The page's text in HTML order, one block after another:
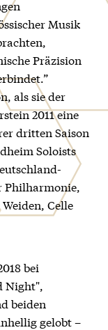
Musik
Präzision
als sie der
2011 eine
dritten Saison
Soloists
Philharmonie,
Celle
bei
Night",
beiden
gelobt –